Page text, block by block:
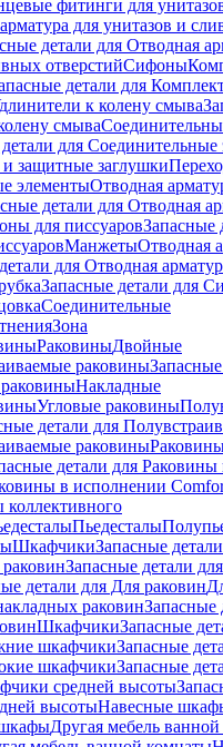
фитинги для
для унитазов и
детали для Отводная
отверстийСифоны
детали для
к колену смыва
смыва
для Соединительные
защитные заглушки
элементыОтводная
детали для Отводная
для писсуаровЗапасные
МанжетыОтводная
для Отводная
Запасные детали для
Соединительные
Зона
РаковиныДвойные
раковины
Накладные
Угловые раковины
детали для
раковины
детали для Раковины
в исполнении
коллективного
Пьедесталы
ШкафчикиЗапасные
Запасные детали
детали для Для раковин
pаковинЗапасные
ШкафчикиЗапасные
шкафчикиЗапасные
шкафчикиЗапасные
средней высоты
высотыНавесные
Другая мебель